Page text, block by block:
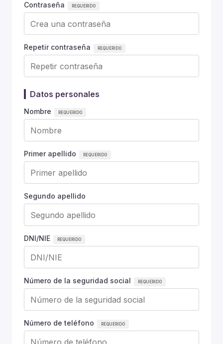
Contraseña
Repetir contraseña
Datos personales
Nombre
Primer apellido
Segundo apellido
DNI/NIE
Número de la seguridad social
Número de teléfono